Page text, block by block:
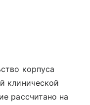
корпуса
клинической
рассчитано на